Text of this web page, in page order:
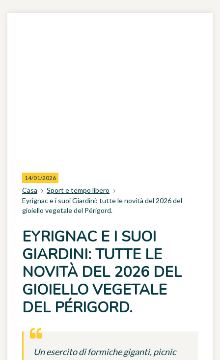
14/01/2026
Casa
Sport e tempo libero
Eyrignac e i suoi Giardini: tutte le novità del 2026 del
gioiello vegetale del Périgord.
EYRIGNAC E I SUOI
GIARDINI: TUTTE LE
NOVITÀ DEL 2026 DEL
GIOIELLO VEGETALE
DEL PÉRIGORD.
Un esercito di formiche giganti, picnic